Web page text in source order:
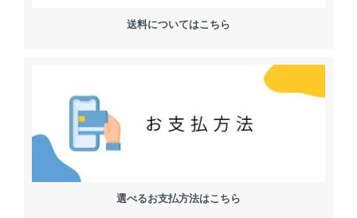
送料についてはこちら
選べるお支払方法はこちら